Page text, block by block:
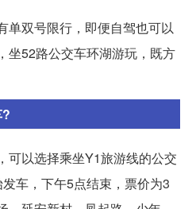
单双号限行，即便自驾也可以
坐52路公交车环湖游玩，既方
可以选择乘坐Y1旅游线的公交
车，下午5点结束，票价为3